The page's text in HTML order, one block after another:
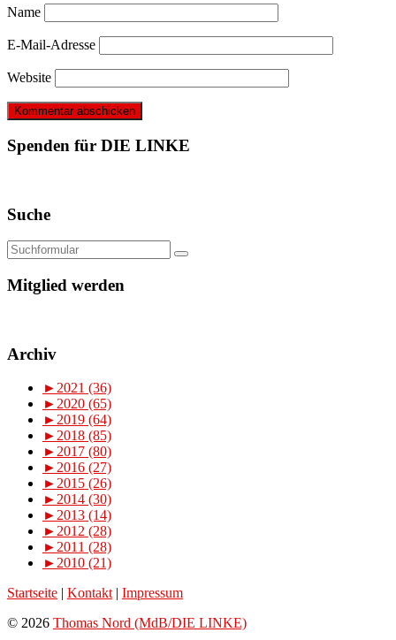
Name
E-Mail-Adresse
Website
Spenden für DIE LINKE
Suche
Mitglied werden
Archiv
► 2021 (36)
► 2020 (65)
► 2019 (64)
► 2018 (85)
► 2017 (80)
► 2016 (27)
► 2015 (26)
► 2014 (30)
► 2013 (14)
► 2012 (28)
► 2011 (28)
► 2010 (21)
Startseite | Kontakt | Impressum
© 2026 Thomas Nord (MdB/DIE LINKE)